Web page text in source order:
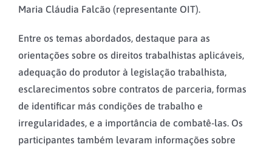
Maria Cláudia Falcão (representante OIT).
Entre os temas abordados, destaque para as
orientações sobre os direitos trabalhistas aplicáveis,
adequação do produtor à legislação trabalhista,
esclarecimentos sobre contratos de parceria, formas
de identificar más condições de trabalho e
irregularidades, e a importância de combatê-las. Os
participantes também levaram informações sobre